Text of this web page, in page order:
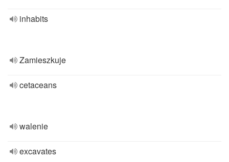
inhabits
Zamieszkuje
cetaceans
walenie
excavates